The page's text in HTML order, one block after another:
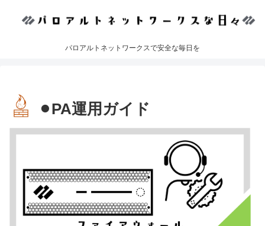
パロアルトネットワークスで安全な毎日を
⚫︎PA運用ガイド